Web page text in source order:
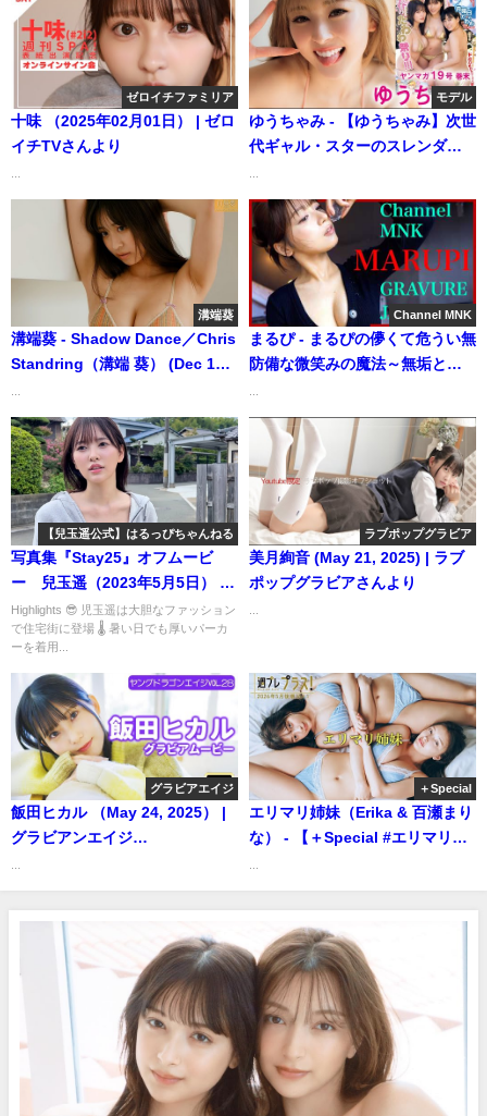
ゼロイチファミリア
十味 （2025年02月01日） | ゼロ
イチTVさんより
モデル
ゆうちゃみ - 【ゆうちゃみ】次世
代ギャル・スターのスレンダー
より
溝端葵
溝端葵 - Shadow Dance／Chris
Standring（溝端 葵） (Dec 18,
ーブさんより
Channel MNK
まるぴ - まるぴの儚くて危うい無
防備な微笑みの魔法～無垢と艶
時配信】【GRAVURE】 (Oct 20,
2025) | Channel MNKさんより
【兒玉遥公式】はるっぴちゃんねる
写真集『Stay25』オフムービ
ー 兒玉遥（2023年5月5日） |
こだまちゃんねる【公式】さん
より
Highlights 😎 児玉遥は大胆なファッション
で住宅街に登場 🌡 暑い日でも厚いパーカ
ーを着用...
ラブポップグラビア
美月絢音 (May 21, 2025) | ラブ
ポップグラビアさんより
グラビアエイジ
飯田ヒカル （May 24, 2025） |
グラビアンエイジ
ジ公式CH】さんより
＋Special
エリマリ姉妹（Erika & 百瀬まり
な） - 【＋Special #エリマリ姉
湾初上陸。異国の地で開放的
に！＜2026年5月後期＞ (May
15, 2026) | 週プレChannel【集
英社 週刊プレイボーイ公式】さ
んより